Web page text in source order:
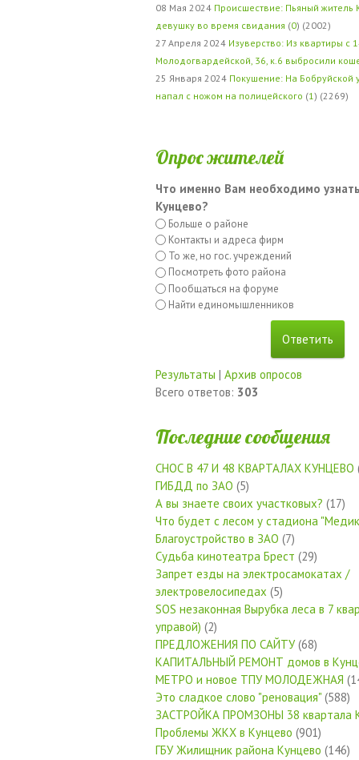
08 Мая 2024 Происшествие: Пьяный житель
девушку во время свидания (0) (2002)
27 Апреля 2024 Изуверство: Из квартиры с
Молодогвардейской, 36, к.6 выбросили
25 Января 2024 Покушение: На Бобруйской
напал с ножом на полицейского (1 ) (2269)
Опрос жителей
Что именно Вам необходимо
Кунцево?
Больше о районе
Контакты и адреса фирм
То же, но гос. учреждений
Посмотреть фото района
Пообщаться на форуме
Найти единомышленников
Результаты | Архив опросов
Всего ответов: 303
Последние сообщения
СНОС В 47 И 48 КВАРТАЛАХ КУНЦЕВО
ГИБДД по ЗАО (5)
А вы знаете своих участковых? (17)
Что будет с лесом у стадиона
Благоустройство в ЗАО (7)
Судьба кинотеатра Брест (29)
Запрет езды на электросамокатах /
электровелосипедах (5)
SOS незаконная Вырубка леса в 7
управой) (2)
ПРЕДЛОЖЕНИЯ ПО САЙТУ(68)
КАПИТАЛЬНЫЙ РЕМОНТ домов в
МЕТРО и новое ТПУ МОЛОДЕЖНАЯ
Это сладкое слово "реновация" (588)
ЗАСТРОЙКА ПРОМЗОНЫ 38 квартала
Проблемы ЖКХ в Кунцево (901)
ГБУ Жилищник района Кунцево (146)